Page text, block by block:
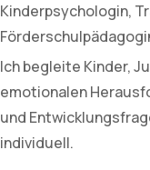
Kinderpsychologin,
Ich begleite Kinder,
emotionalen
und
individuell.